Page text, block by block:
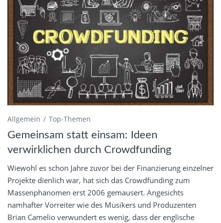
Allgemein Top-Themen
Gemeinsam statt einsam: Ideen
verwirklichen durch Crowdfunding
Wiewohl es schon Jahre zuvor bei der Finanzierung einzelner
Projekte dienlich war, hat sich das Crowdfunding zum
Massenphänomen erst 2006 gemausert. Angesichts
namhafter Vorreiter wie des Musikers und Produzenten
Brian Camelio verwundert es wenig, dass der englische